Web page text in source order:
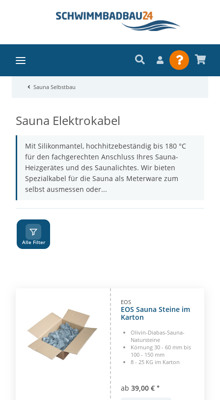
Sauna Selbstbau
Sauna Elektrokabel
Mit Silikonmantel, hochhitzebeständig bis 180 °C
für den fachgerechten Anschluss Ihres Sauna-
Heizgerätes und des Saunalichtes. Wir bieten
Spezialkabel für die Sauna als Meterware zum
selbst ausmessen oder...
A
Alle Filter
EOS
EOS Sauna Steine im
Karton
Olivin-Diabas-Sauna-
Natursteine
Körnung 30 - 60 mm bis
100 - 150 mm
8 - 25 KG im Karton
ab 39,00 € *